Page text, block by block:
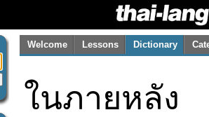
Welcome Lessons Dictionary
ในภายหลัง